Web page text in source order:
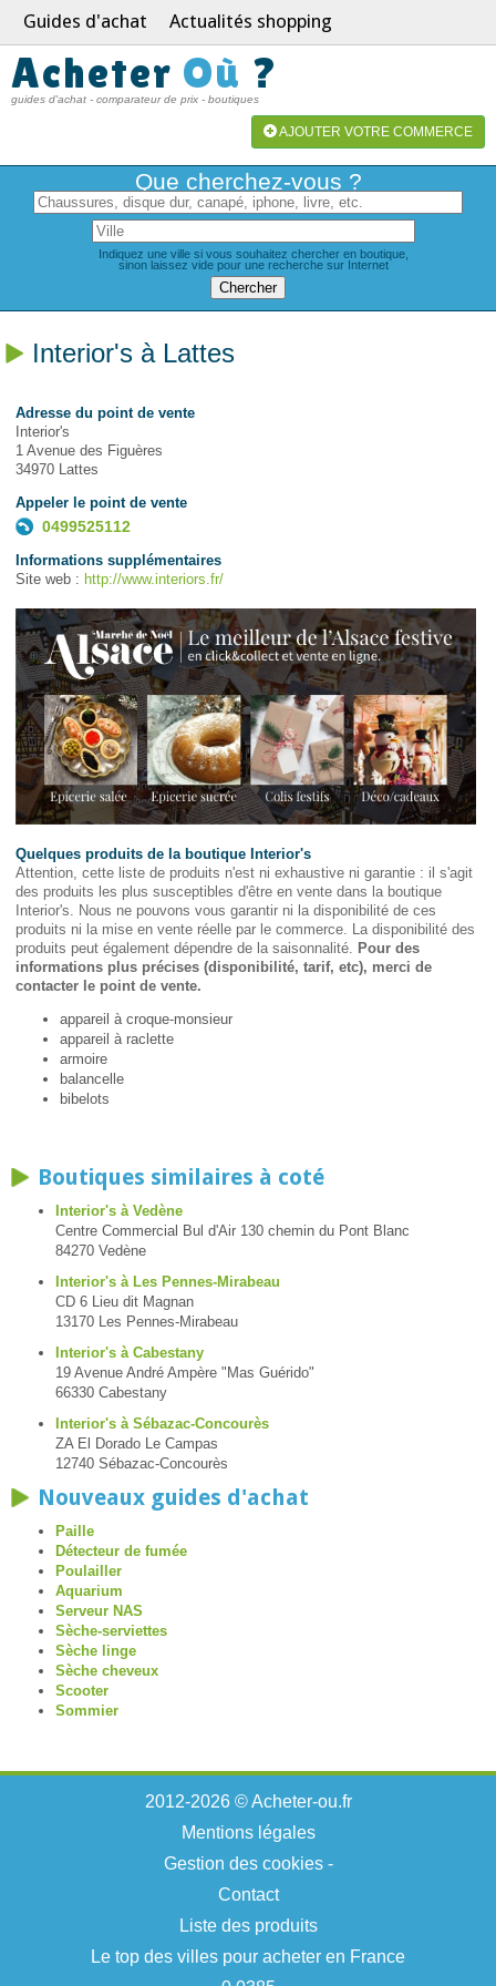
Guides d'achat Actualités shopping
Acheter Où ?
guides d'achat - comparateur de prix - boutiques
AJOUTER VOTRE COMMERCE
Que cherchez-vous ?
Indiquez une ville si vous souhaitez chercher en boutique,
sinon laissez vide pour une recherche sur Internet
Interior's à Lattes
Adresse du point de vente
Interior's
1 Avenue des Figuères
34970 Lattes
Appeler le point de vente
0499525112
Informations supplémentaires
Site web : http://www.interiors.fr/
Quelques produits de la boutique Interior's
Attention, cette liste de produits n'est ni exhaustive ni garantie : il s'agit
des produits les plus susceptibles d'être en vente dans la boutique
Interior's. Nous ne pouvons vous garantir ni la disponibilité de ces
produits ni la mise en vente réelle par le commerce. La disponibilité des
produits peut également dépendre de la saisonnalité. Pour des
informations plus précises (disponibilité, tarif, etc), merci de
contacter le point de vente.
appareil à croque-monsieur
appareil à raclette
armoire
balancelle
bibelots
Boutiques similaires à coté
Interior's à Vedène
Centre Commercial Bul d'Air 130 chemin du Pont Blanc
84270 Vedène
Interior's à Les Pennes-Mirabeau
CD 6 Lieu dit Magnan
13170 Les Pennes-Mirabeau
Interior's à Cabestany
19 Avenue André Ampère "Mas Guérido"
66330 Cabestany
Interior's à Sébazac-Concourès
ZA El Dorado Le Campas
12740 Sébazac-Concourès
Nouveaux guides d'achat
Paille
Détecteur de fumée
Poulailler
Aquarium
Serveur NAS
Sèche-serviettes
Sèche linge
Sèche cheveux
Scooter
Sommier
2012-2026 © Acheter-ou.fr
Mentions légales
Gestion des cookies-
Contact
Liste des produits
Le top des villes pour acheter en France